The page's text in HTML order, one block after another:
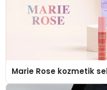
Marie Rose kozmetik